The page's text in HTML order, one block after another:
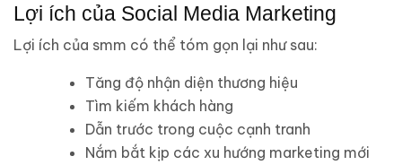
Lợi ích của Social Media Marketing
Lợi ích của smm có thể tóm gọn lại như sau:
Tăng độ nhận diện thương hiệu
Tìm kiếm khách hàng
Dẫn trước trong cuộc cạnh tranh
Nắm bắt kịp các xu hướng marketing mới